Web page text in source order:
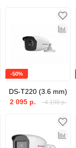
-50%
DS-T220 (3.6 mm)
4 190 р.
2 095 р.